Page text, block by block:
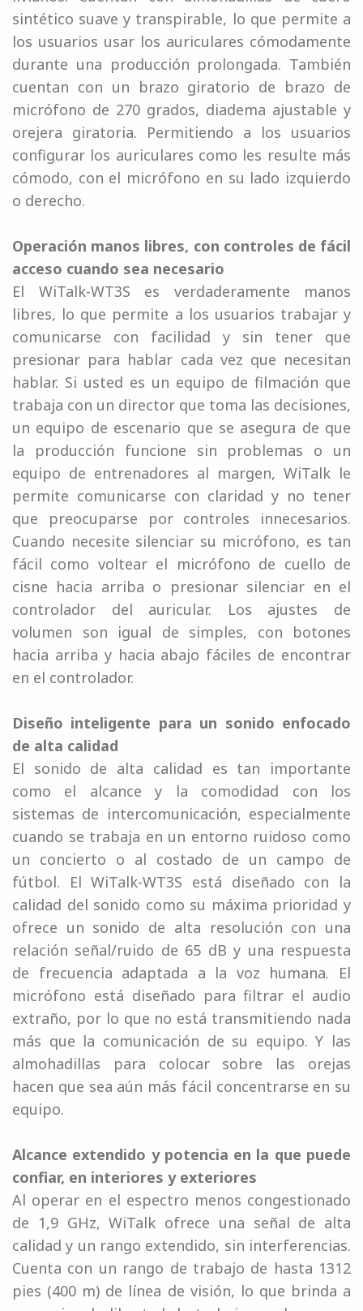
sintético suave y transpirable, lo que permite a
los usuarios usar los auriculares cómodamente
durante una producción prolongada. También
cuentan con un brazo giratorio de brazo de
micrófono de 270 grados, diadema ajustable y
orejera giratoria. Permitiendo a los usuarios
configurar los auriculares como les resulte más
cómodo, con el micrófono en su lado izquierdo
o derecho.
Operación manos libres, con controles de fácil
acceso cuando sea necesario
El WiTalk-WT3S es verdaderamente manos
libres, lo que permite a los usuarios trabajar y
comunicarse con facilidad y sin tener que
presionar para hablar cada vez que necesitan
hablar. Si usted es un equipo de filmación que
trabaja con un director que toma las decisiones,
un equipo de escenario que se asegura de que
la producción funcione sin problemas o un
equipo de entrenadores al margen, WiTalk le
permite comunicarse con claridad y no tener
que preocuparse por controles innecesarios.
Cuando necesite silenciar su micrófono, es tan
fácil como voltear el micrófono de cuello de
cisne hacia arriba o presionar silenciar en el
controlador del auricular. Los ajustes de
volumen son igual de simples, con botones
hacia arriba y hacia abajo fáciles de encontrar
en el controlador.
Diseño inteligente para un sonido enfocado
de alta calidad
El sonido de alta calidad es tan importante
como el alcance y la comodidad con los
sistemas de intercomunicación, especialmente
cuando se trabaja en un entorno ruidoso como
un concierto o al costado de un campo de
fútbol. El WiTalk-WT3S está diseñado con la
calidad del sonido como su máxima prioridad y
ofrece un sonido de alta resolución con una
relación señal/ruido de 65 dB y una respuesta
de frecuencia adaptada a la voz humana. El
micrófono está diseñado para filtrar el audio
extraño, por lo que no está transmitiendo nada
más que la comunicación de su equipo. Y las
almohadillas para colocar sobre las orejas
hacen que sea aún más fácil concentrarse en su
equipo.
Alcance extendido y potencia en la que puede
confiar, en interiores y exteriores
Al operar en el espectro menos congestionado
de 1,9 GHz, WiTalk ofrece una señal de alta
calidad y un rango extendido, sin interferencias.
Cuenta con un rango de trabajo de hasta 1312
pies (400 m) de línea de visión, lo que brinda a